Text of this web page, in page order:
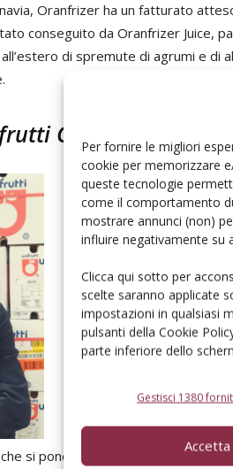
Per fornire le migliori
cookie per memorizzare
queste tecnologie
come il comportamento
mostrare annunci (non)
influire negativamente su
Clicca qui sotto per
scelte saranno applicate
impostazioni in qualsiasi
pulsanti della Cookie
parte inferiore dello
Gestisci 1380
Accetta
Oranfrizer ha un fatturato
conseguito da Oranfrizer Juice,
di spremute di agrumi e di
Group
Marco Venturelli,
«Oranfrizer rappresenta
percorso di crescita e ci
di assoluta eccellenza
portafoglio. Questa
nostra strategia globale
prevediamo di cogliere
crescere e aumentare la
nostri stakeholder. In
supportato il nostro
ambizioni di strategia e
si pone importanti traguardi